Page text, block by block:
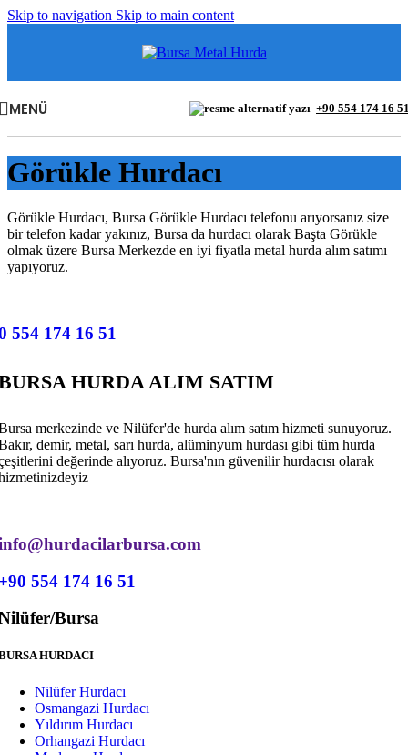
Skip to navigation Skip to main content
MENÜ +90 554 174 16
Görükle Hurdacı
Görükle Hurdacı, Bursa Görükle Hurdacı telefonu arıyorsanız size
bir telefon kadar yakınız, Bursa da hurdacı olarak Başta Görükle
olmak üzere Bursa Merkezde en iyi fiyatla metal hurda alım satımı
yapıyoruz.
554 174 16 51
HURDA ALIM SATIM
merkezinde ve Nilüfer'de hurda alım satım hizmeti sunuyoruz.
demir, metal, sarı hurda, alüminyum hurdası gibi tüm hurda
değerinde alıyoruz. Bursa'nın güvenilir hurdacısı olarak
554 174 16 51
Bursa
HURDACI
Nilüfer Hurdacı
Osmangazi Hurdacı
Yıldırım Hurdacı
Orhangazi Hurdacı